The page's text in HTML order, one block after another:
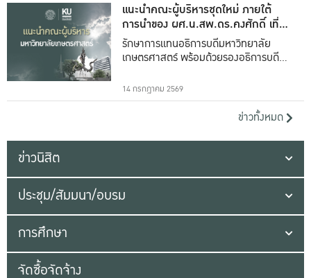
แนะนำคณะผู้บริหารชุดใหม่ ภายใต้
การนำของ ผศ.น.สพ.ดร.คงศักดิ์ เที่ยง
ธรรม
รักษาการแทนอธิการบดีมหาวิทยาลัย
เกษตรศาสตร์ พร้อมด้วยรองอธิการบดีทั้ง
14 กรกฎาคม 2569
ข่าวทั้งหมด
ข่าวนิสิต
ประชุม/สัมมนา/อบรม
การศึกษา
จัดซื้อจัดจ้าง